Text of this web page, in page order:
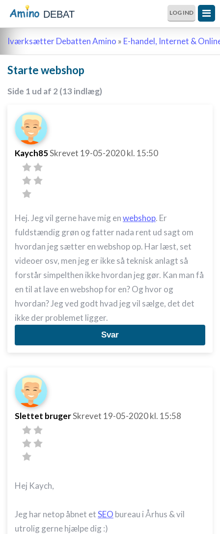
DEBAT LOG IND
Iværksætter Debatten Amino » E-handel, Internet &
Starte webshop
Side 1 ud af 2 (13 indlæg)
Kaych85Skrevet 19-05-2020kl. 15:50
Hej. Jeg vil gerne have mig enwebshop. Er
fuldstændig grøn og fatter nada rent ud sagt om
hvordan jeg sætter en webshop op. Har læst, set
videoer osv, men jeg er ikke så teknisk anlagt så
forstår simpelthen ikke hvordan jeg gør. Kan man få
en til at lave en webshop for en? Og hvor og
hvordan? Jeg ved godt hvad jeg vil sælge, det det
ikke der problemet ligger.
Svar
Slettet brugerSkrevet 19-05-2020kl. 15:58
Hej Kaych,
Jeg har netop åbnet etSEO bureau i Århus & vil
utrolig gerne hjælpe dig :)